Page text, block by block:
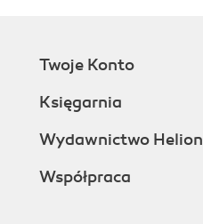
Twoje Konto
Księgarnia
Wydawnictwo Helion
Współpraca